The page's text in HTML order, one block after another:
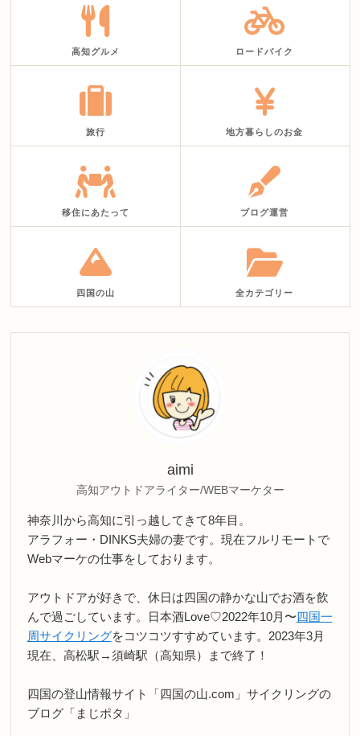
高知グルメ ロードバイク
旅行 地方暮らしのお金
移住にあたって ブログ運営
四国の山 全カテゴリー
aimi
高知アウトドアライター/WEBマーケター
神奈川から高知に引っ越してきて8年目。
アラフォー・DINKS夫婦の妻です。現在フルリモートで
Webマーケの仕事をしております。
アウトドアが好きで、休日は四国の静かな山でお酒を飲
んで過ごしています。日本酒Love♡2022年10月〜四国一
周サイクリングをコツコツすすめています。2023年3月
現在、高松駅→須崎駅（高知県）まで終了！
四国の登山情報サイト「四国の山.com」サイクリングの
ブログ「まじポタ」